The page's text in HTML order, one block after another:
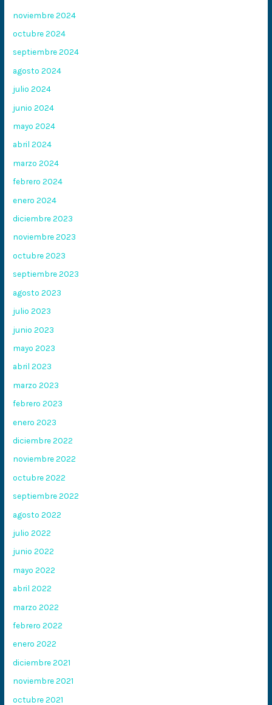
noviembre 2024
octubre 2024
septiembre 2024
agosto 2024
julio 2024
junio 2024
mayo 2024
abril 2024
marzo 2024
febrero 2024
enero 2024
diciembre 2023
noviembre 2023
octubre 2023
septiembre 2023
agosto 2023
julio 2023
junio 2023
mayo 2023
abril 2023
marzo 2023
febrero 2023
enero 2023
diciembre 2022
noviembre 2022
octubre 2022
septiembre 2022
agosto 2022
julio 2022
junio 2022
mayo 2022
abril 2022
marzo 2022
febrero 2022
enero 2022
diciembre 2021
noviembre 2021
octubre 2021